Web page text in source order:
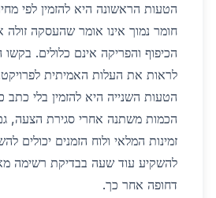
הטעות הראשונה היא להזמין לפי
חומר נמוך אינו אומר שהעסקה
הכיפוף והפריקה אינם כלולים.
לראות את העלות האמיתית
הטעות השנייה היא להזמין בלי כתב
הכמות משתנה אחרי סגירת הצעה,
זמינות המלאי ולוח הזמנים יכולים
להשקיע עוד שעה בבדיקת רשימה
דחופה אחר כך.